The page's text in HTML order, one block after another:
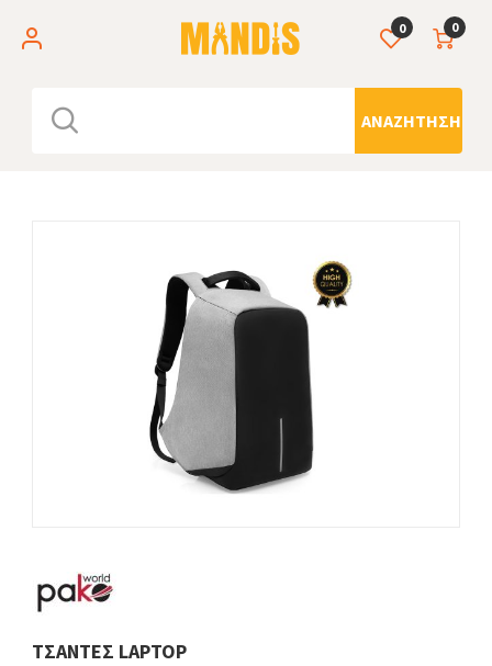
0
ΑΝΑΖΉΤΗΣΗ
0
ΤΣΆΝΤΕΣ LAPTOP